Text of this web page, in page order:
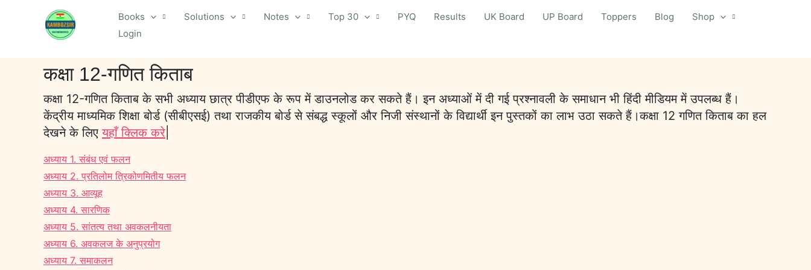
Books Solutions Notes Top 30 PYQ Results UK Board UP Board Toppers Blog
Shop
Login
कक्षा 12-गणित किताब
कक्षा 12-गणित किताब के सभी अध्याय छात्र पीडीएफ के रूप में डाउनलोड कर सकते हैं। इन अध्याओं में दी गई प्रश्नावली के समाधान भी हिंदी मीडियम में उपलब्ध हैं।
केंद्रीय माध्यमिक शिक्षा बोर्ड (सीबीएसई) तथा राजकीय बोर्ड से संबद्ध स्कूलों और निजी संस्थानों के विद्यार्थी इन पुस्तकों का लाभ उठा सकते हैं।कक्षा 12 गणित किताब का हल
देखने के लिएयहाँ क्लिक करे
अध्याय 1. संबंध एवं फलन
अध्याय 2. प्रतिलोम त्रिकोणमितीय फलन
अध्याय 3. आव्यूह
अध्याय 4. सारणिक
अध्याय 5. सांतत्य तथा अवकलनीयता
अध्याय 6. अवकलज के अनुप्रयोग
अध्याय 7. समाकलन